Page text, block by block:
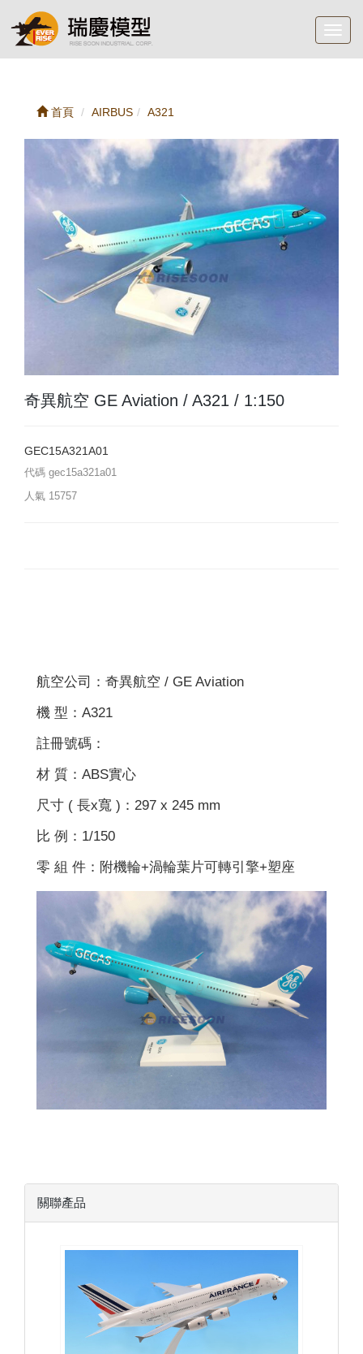
首頁 AIRBUS A321
奇異航空 GE Aviation / A321 / 1:150
GEC15A321A01
代碼 gec15a321a01
人氣 15757
航空公司：奇異航空 / GE Aviation
機 型：A321
註冊號碼：
材 質：ABS實心
尺寸 ( 長x寬 )：297 x 245 mm
比 例：1/150
零 組 件：附機輪+渦輪葉片可轉引擎+塑座
關聯產品